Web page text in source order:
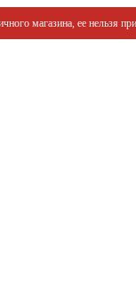
магазина, ее нельзя